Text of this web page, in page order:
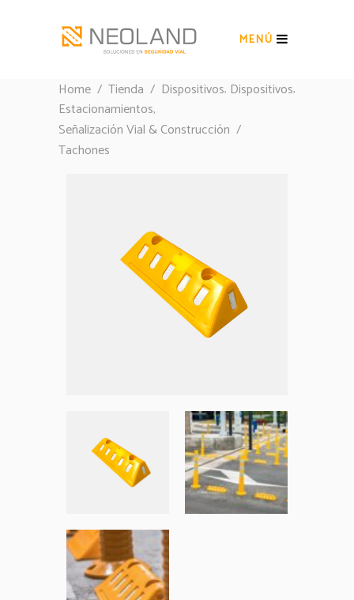
MENÚ
Home / Tienda / Dispositivos, Dispositivos,
Estacionamientos,
Señalización Vial & Construcción /
Tachones